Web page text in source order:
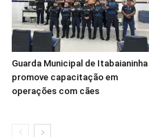
Guarda Municipal de Itabaianinha
promove capacitação em
operações com cães